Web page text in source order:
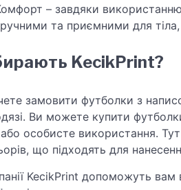
– завдяки
та приємними для тіла,
KecikPrint?
замовити футболки з
Ви можете купити
особисте використання.
що підходять для
KecikPrint допоможуть